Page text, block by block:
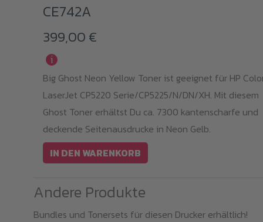
CE742A
399,00 €
i
Big Ghost Neon Yellow Toner ist geeignet für HP
LaserJet CP5220 Serie/CP5225/N/DN/XH. Mit diesem
Ghost Toner erhältst Du ca. 7300 kantenscharfe und
deckende Seitenausdrucke in Neon Gelb.
IN DEN WARENKORB
Andere Produkte
Bundles und Tonersets für diesen Drucker erhältlich!